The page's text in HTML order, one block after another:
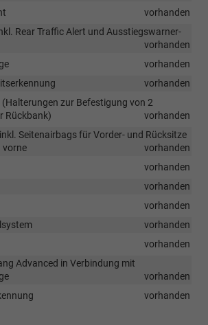
vorhanden
Rear Traffic Alert und Ausstiegswarner-
vorhanden
vorhanden
vorhanden
zur Befestigung von 2
Rückbank)
vorhanden
Seitenairbags für Vorder- und Rücksitze
vorne
vorhanden
vorhanden
vorhanden
vorhanden
vorhanden
vorhanden
Advanced in Verbindung mit
vorhanden
vorhanden